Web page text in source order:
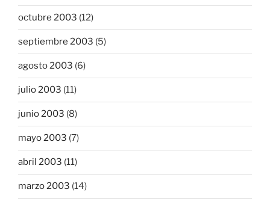
octubre 2003 (12)
septiembre 2003 (5)
agosto 2003 (6)
julio 2003 (11)
junio 2003 (8)
mayo 2003 (7)
abril 2003 (11)
marzo 2003 (14)